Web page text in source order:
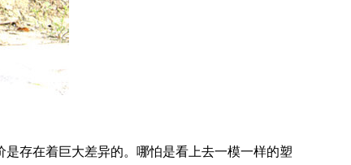
存在着巨大差异的。哪怕是看上去一模一样的塑